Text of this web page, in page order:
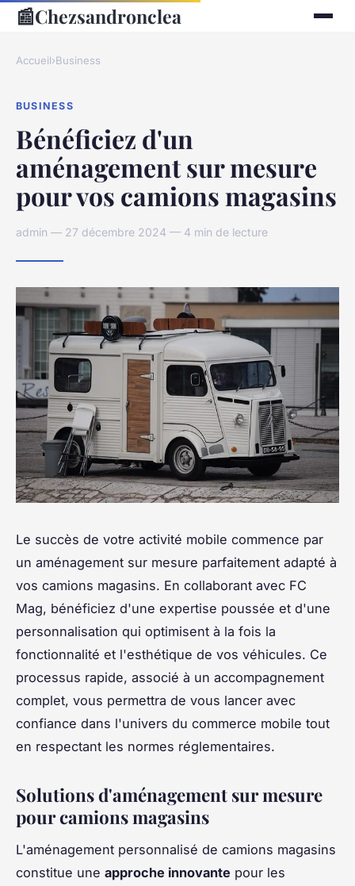
📰Chezsandronclea
Accueil›Business
BUSINESS
Bénéficiez d'un
aménagement sur mesure
pour vos camions magasins
admin — 27 décembre 2024 — 4 min de lecture
Le succès de votre activité mobile commence par
un aménagement sur mesure parfaitement adapté à
vos camions magasins. En collaborant avec FC
Mag, bénéficiez d'une expertise poussée et d'une
personnalisation qui optimisent à la fois la
fonctionnalité et l'esthétique de vos véhicules. Ce
processus rapide, associé à un accompagnement
complet, vous permettra de vous lancer avec
confiance dans l'univers du commerce mobile tout
en respectant les normes réglementaires.
Solutions d'aménagement sur mesure
pour camions magasins
L'aménagement personnalisé de camions magasins
constitue une approche innovante pour les